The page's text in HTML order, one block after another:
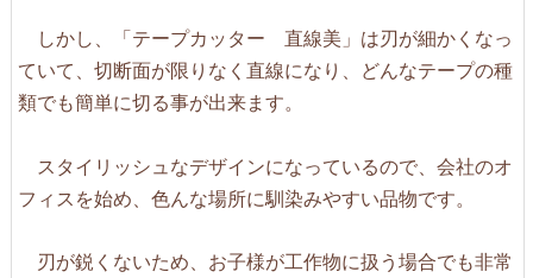
しかし、「テープカッター 直線美」は刃が細かくなっ
ていて、切断面が限りなく直線になり、どんなテープの種
類でも簡単に切る事が出来ます。
スタイリッシュなデザインになっているので、会社のオ
フィスを始め、色んな場所に馴染みやすい品物です。
刃が鋭くないため、お子様が工作物に扱う場合でも非常